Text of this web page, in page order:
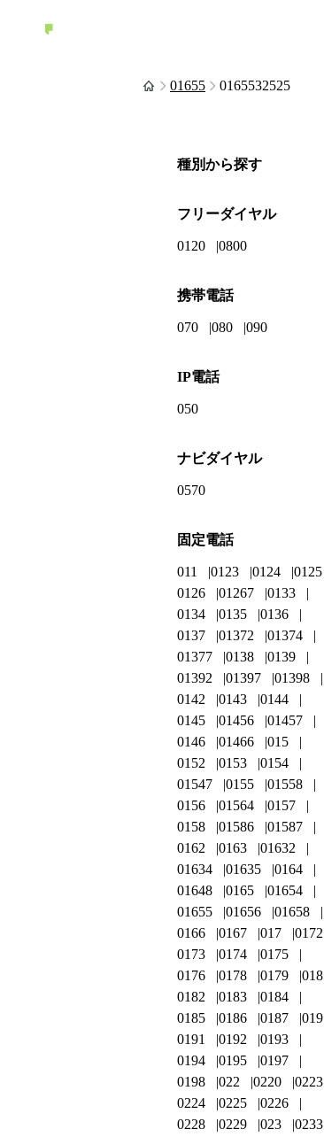
01655 0165532525
種別から探す
フリーダイヤル
0120 0800
携帯電話
070 080 090
IP電話
050
ナビダイヤル
0570
固定電話
011 0123 0124
0125
0126
01267
0133
0134
0135
0136
0137
01372
01374
01377
0138
0139
01392
01397
01398
0142
0143
0144
0145
01456
01457
0146
01466
015
0152
0153
0154
01547
0155
01558
0156
01564
0157
0158
01586
01587
0162
0163
01632
01634
01635
0164
01648
0165
01654
01655
01656
01658
0166
0167 017
0172
0173
0174
0175
0176
0178 0179
018
0182
0183
0184
0185
0186 0187
019
0191
0192
0193
0194
0195
0197
0198
022 0220
0223
0224
0225
0226
0228
0229 023
0233